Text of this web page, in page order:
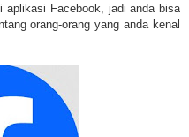
aplikasi Facebook, jadi anda bisa
orang-orang yang anda kenal